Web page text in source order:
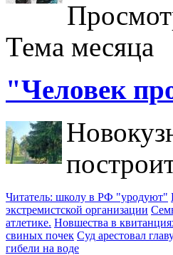
Тема месяца
"Человек
Читатель: школу в РФ "уродуют"
экстремистской организации
атлетике. Новшества в
свиных почек Суд арестовал
гибели на воде